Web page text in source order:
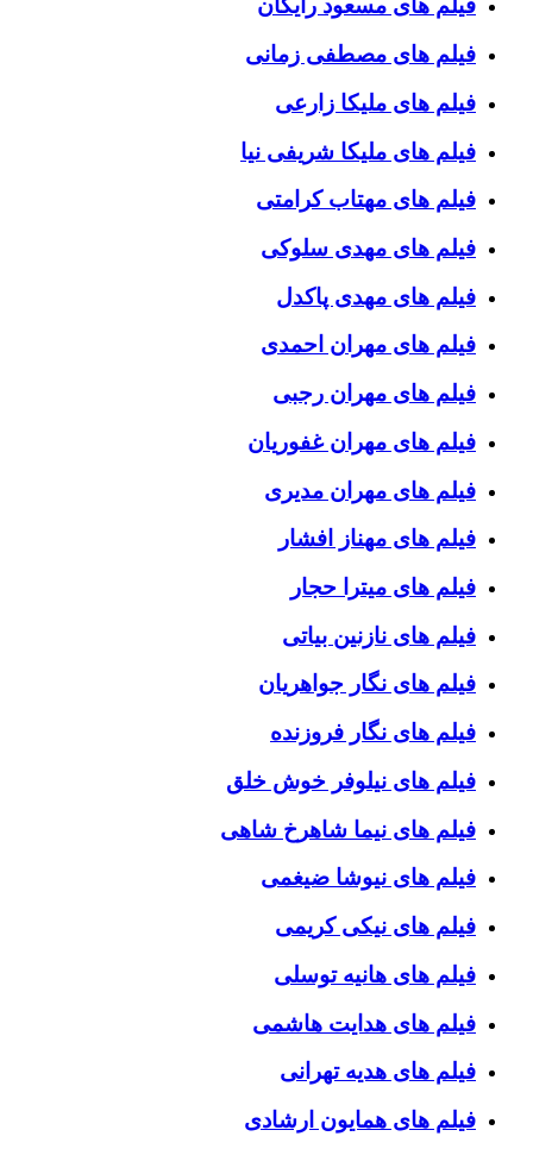
فیلم های مسعود رایگان
فیلم های مصطفی زمانی
فیلم های ملیکا زارعی
فیلم های ملیکا شریفی نیا
فیلم های مهتاب کرامتی
فیلم های مهدی سلوکی
فیلم های مهدی پاکدل
فیلم های مهران احمدی
فیلم های مهران رجبی
فیلم های مهران غفوریان
فیلم های مهران مدیری
فیلم های مهناز افشار
فیلم های میترا حجار
فیلم های نازنین بیاتی
فیلم های نگار جواهریان
فیلم های نگار فروزنده
فیلم های نیلوفر خوش خلق
فیلم های نیما شاهرخ شاهی
فیلم های نیوشا ضیغمی
فیلم های نیکی کریمی
فیلم های هانیه توسلی
فیلم های هدایت هاشمی
فیلم های هدیه تهرانی
فیلم های همایون ارشادی